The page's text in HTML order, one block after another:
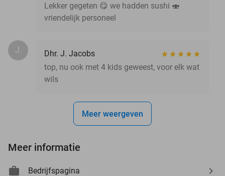
Lekker gegeten 😋 we hadden sushi 🍣
vriendelijk personeel
J.
Dhr. J. Jacobs
top, nu ook met 4 kids geweest, voor elk wat
wils
Meer weergeven
Meer informatie
Bedrijfspagina